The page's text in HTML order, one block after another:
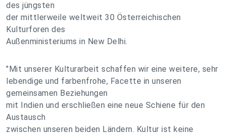
des jüngsten
der mittlerweile weltweit 30 Österreichischen
Kulturforen des
Außenministeriums in New Delhi.
"Mit unserer Kulturarbeit schaffen wir eine weitere, sehr
lebendige und farbenfrohe, Facette in unseren
gemeinsamen Beziehungen
mit Indien und erschließen eine neue Schiene für den
Austausch
zwischen unseren beiden Ländern. Kultur ist keine